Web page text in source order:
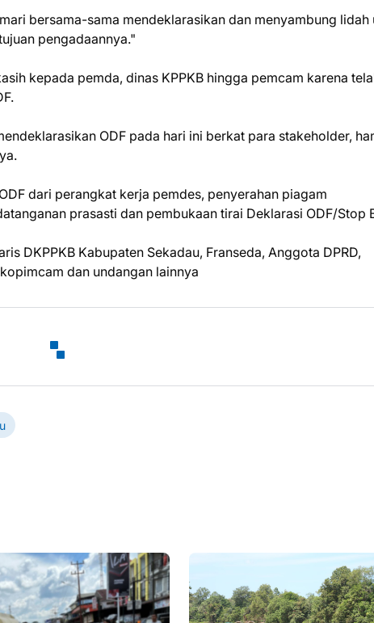
bersama-sama mendeklarasikan dan menyambung lidah
pengadaannya."
kepada pemda, dinas KPPKB hingga pemcam karena
ODF pada hari ini berkat para stakeholder,
dari perangkat kerja pemdes, penyerahan piagam
prasasti dan pembukaan tirai Deklarasi ODF/Stop
DKPPKB Kabupaten Sekadau, Franseda, Anggota DPRD,
dan undangan lainnya